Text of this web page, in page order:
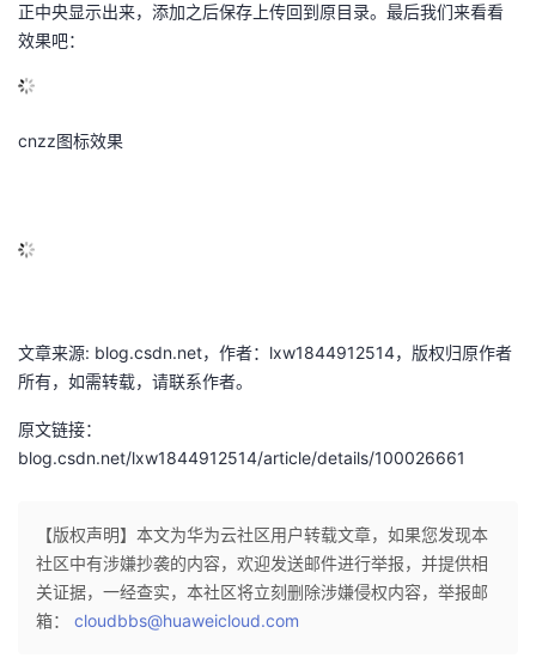
正中央显示出来，添加之后保存上传回到原目录。最后我们来看看
效果吧：
cnzz图标效果
文章来源: blog.csdn.net，作者：lxw1844912514，版权归原作者
所有，如需转载，请联系作者。
原文链接：
blog.csdn.net/lxw1844912514/article/details/100026661
【版权声明】本文为华为云社区用户转载文章，如果您发现本
社区中有涉嫌抄袭的内容，欢迎发送邮件进行举报，并提供相
关证据，一经查实，本社区将立刻删除涉嫌侵权内容，举报邮
箱： cloudbbs@huaweicloud.com